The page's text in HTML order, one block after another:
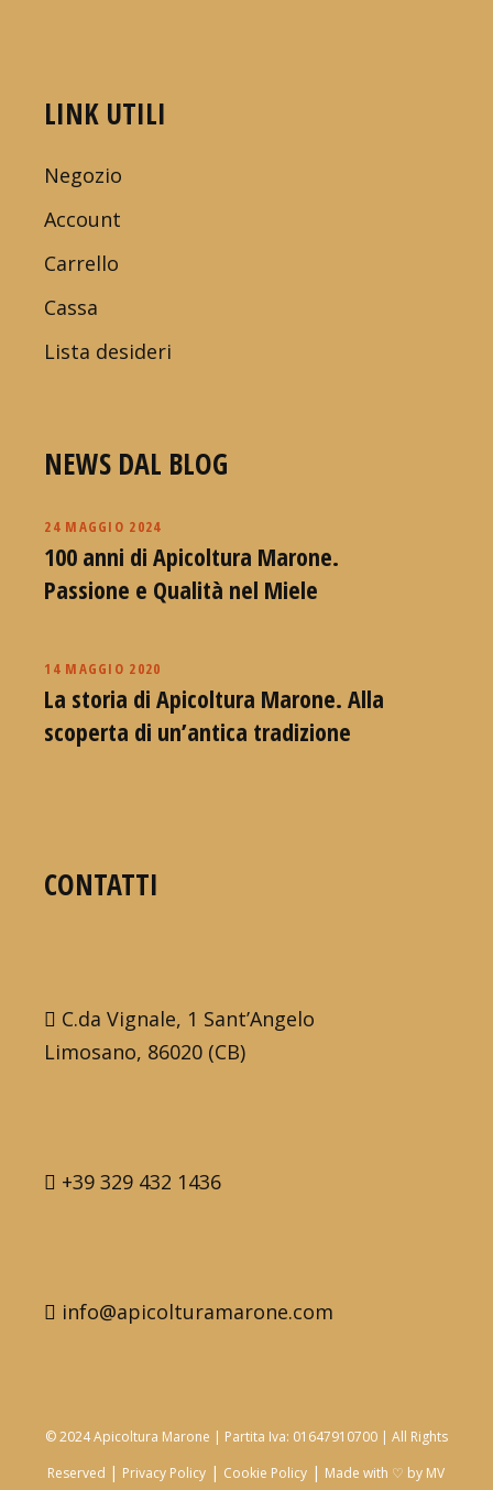
LINK UTILI
Negozio
Account
Carrello
Cassa
Lista desideri
NEWS DAL BLOG
24 MAGGIO 2024
100 anni di Apicoltura Marone.
Passione e Qualità nel Miele
14 MAGGIO 2020
La storia di Apicoltura Marone. Alla
scoperta di un’antica tradizione
CONTATTI
C.da Vignale, 1 Sant’Angelo
Limosano, 86020 (CB)
+39 329 432 1436
info@apicolturamarone.com
© 2024 Apicoltura Marone | Partita Iva: 01647910700 | All Rights
Reserved | Privacy Policy | Cookie Policy | Made with ♡ by MV